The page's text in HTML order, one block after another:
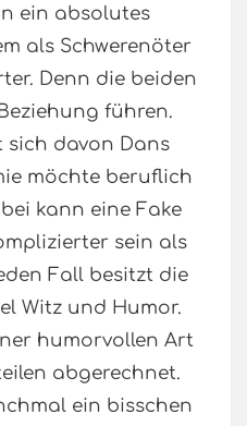
ein absolutes
als Schwerenöter
Denn die beiden
führen.
sich davon Dans
möchte beruflich
kann eine Fake
sein als
Fall besitzt die
Witz und Humor.
humorvollen Art
abgerechnet.
ein bisschen